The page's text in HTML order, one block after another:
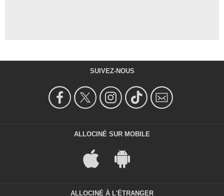
SUIVEZ-NOUS
ALLOCINÉ SUR MOBILE
ALLOCINÉ À L'ÉTRANGER